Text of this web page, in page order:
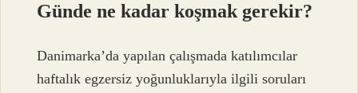
Günde ne kadar koşmak gerekir?
Danimarka’da yapılan çalışmada katılımcılar
haftalık egzersiz yoğunluklarıyla ilgili soruları